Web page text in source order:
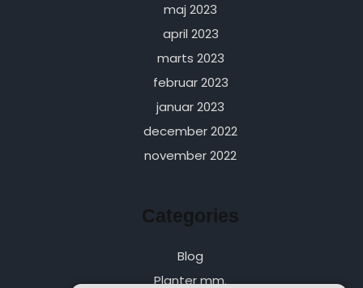
maj 2023
april 2023
marts 2023
februar 2023
januar 2023
december 2022
november 2022
Categories
Blog
Planter mm.